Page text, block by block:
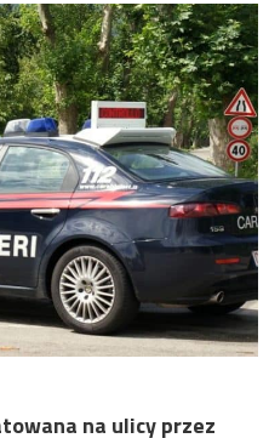
na ulicy przez